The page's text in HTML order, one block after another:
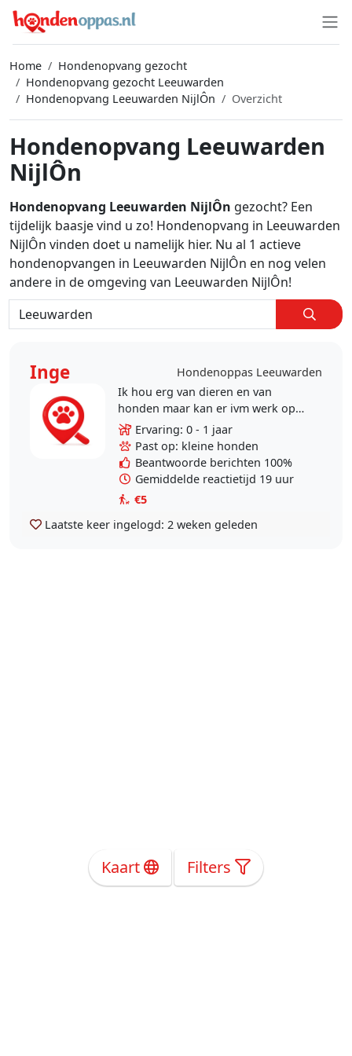
Home
Hondenopvang gezocht
Hondenopvang gezocht Leeuwarden
Hondenopvang Leeuwarden NijlÔn
Overzicht
Hondenopvang Leeuwarden
NijlÔn
Hondenopvang Leeuwarden NijlÔn gezocht? Een
tijdelijk baasje vind u zo! Hondenopvang in Leeuwarden
NijlÔn vinden doet u namelijk hier. Nu al 1 actieve
hondenopvangen in Leeuwarden NijlÔn en nog velen
andere in de omgeving van Leeuwarden NijlÔn!
Inge
Hondenoppas Leeuwarden
Ik hou erg van dieren en van
honden maar kan er ivm werk op
dit moment niet zelf aan beginnen
en zou het leuk vinden af en toe
een hond uit te laten..
Ervaring: 0 - 1 jaar
Past op: kleine honden
Beantwoorde berichten 100%
Gemiddelde reactietijd 19 uur
€5
Laatste keer ingelogd: 2 weken geleden
Kaart Filters